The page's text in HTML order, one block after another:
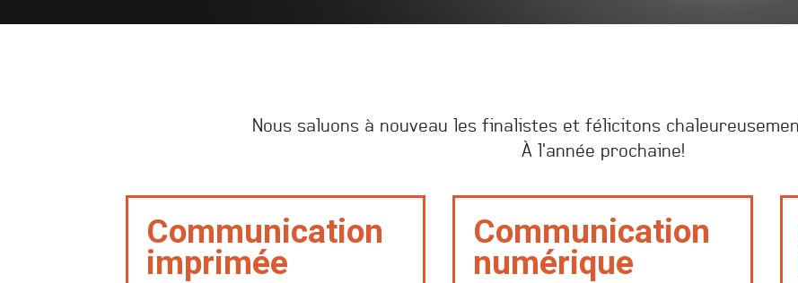
Nous saluons à nouveau les finalistes et félicitons
À l'année prochaine!
Communication
imprimée
Communication
numérique